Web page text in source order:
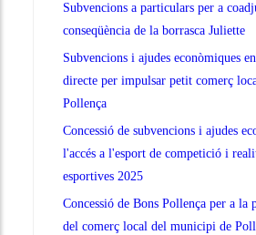
Subvencions a particulars per a
conseqüència de la borrasca Juliette
Subvencions i ajudes econòmiques
directe per impulsar petit comerç
Pollença
Concessió de subvencions i ajudes
l'accés a l'esport de competició i
esportives 2025
Concessió de Bons Pollença per a
del comerç local del municipi de